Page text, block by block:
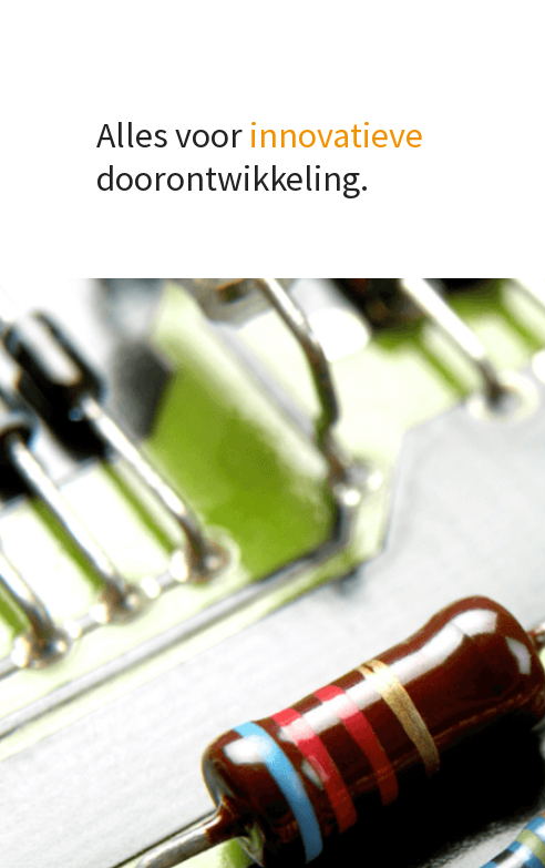
Alles voor innovatieve
doorontwikkeling.